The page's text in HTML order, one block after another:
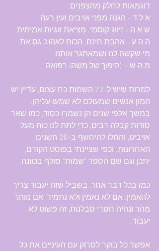
דוגמאות לחלק מהצפנים:
א ל ד - הגנה מפני אויבים ועין רעה
ש א ה - זיווג קוסמי. מציאת זוגיות אמיתית
ה ה ע - אהבת חינם. הכוח לאהוב גם את
מי שקשה לנו ושמאתגר אותנו
מ ה ש – (היפוך של משה) רפואה
למרות שיש ל-72 השמות כח עצום, עדיין יש
המון אנשים שמעולם לא שמעו עליהן.
במשך אלפי שנים הן נשמרו כסוד, כמו שאר
סודות קבלה רבים, כדי לתת לנו כוח מעל
אויבינו, והחלו להיחשף ב-20 השנים
האחרונות. וכפי שציינתי בפוסט הקודם,
יתכן וגם שם הספר "שמות" סולף בכוונה.
כמו בכל דבר אחר, בשביל שזה יעבוד צריך
להאמין. אם לא נאמין ולא נתמיד, אם נוותר
מהר ונהיה חסרי סבלנות, זה פשוט לא
יעבוד.
אפשר כל בוקר לסרוק עם העיניים את כל